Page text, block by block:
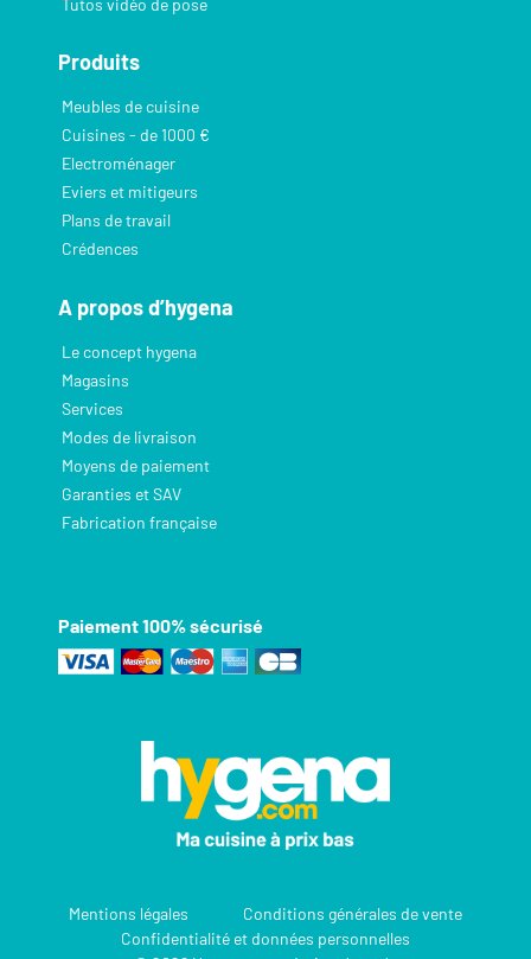
Produits
Meubles de cuisine
Cuisines - de 1000 €
Electroménager
Eviers et mitigeurs
Plans de travail
Crédences
A propos d’hygena
Le concept hygena
Magasins
Services
Modes de livraison
Moyens de paiement
Garanties et SAV
Fabrication française
Paiement 100% sécurisé
Mentions légales
Conditions générales de vente
Confidentialité et données personnelles